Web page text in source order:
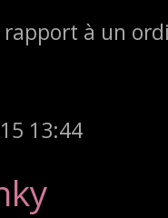
à un
13:44